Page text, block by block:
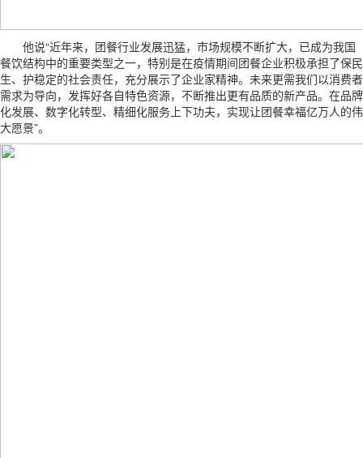
他说“近年来，团餐行业发展迅猛，市场规模不断扩大，已成为我国
餐饮结构中的重要类型之一，特别是在疫情期间团餐企业积极承担了保民
生、护稳定的社会责任，充分展示了企业家精神。未来更需我们以消费者
需求为导向，发挥好各自特色资源，不断推出更有品质的新产品。在品牌
化发展、数字化转型、精细化服务上下功夫，实现让团餐幸福亿万人的伟
大愿景”。